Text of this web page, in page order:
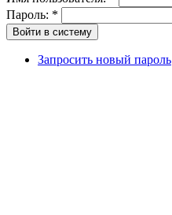
Пароль: *
Запросить новый пароль